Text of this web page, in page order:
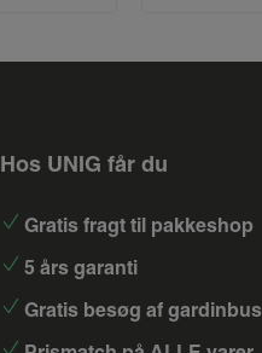
Hos UNIG får du
Gratis fragt til pakkeshop
5 års garanti
Gratis besøg af gardinbus